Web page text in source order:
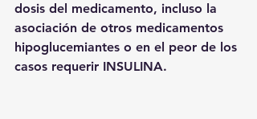
dosis del medicamento, incluso la
asociación de otros medicamentos
hipoglucemiantes o en el peor de los
casos requerir INSULINA.